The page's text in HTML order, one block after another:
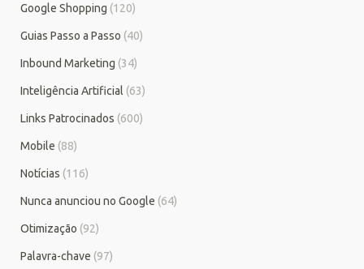
Google Shopping (120)
Guias Passo a Passo (40)
Inbound Marketing (34)
Inteligência Artificial (63)
Links Patrocinados (600)
Mobile (88)
Notícias (116)
Nunca anunciou no Google (64)
Otimização (92)
Palavra-chave (97)